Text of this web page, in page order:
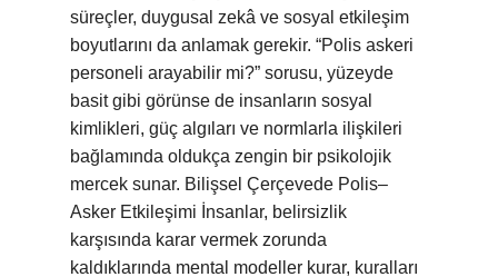
süreçler, duygusal zekâ ve sosyal etkileşim
boyutlarını da anlamak gerekir. “Polis askeri
personeli arayabilir mi?” sorusu, yüzeyde
basit gibi görünse de insanların sosyal
kimlikleri, güç algıları ve normlarla ilişkileri
bağlamında oldukça zengin bir psikolojik
mercek sunar. Bilişsel Çerçevede Polis–
Asker Etkileşimi İnsanlar, belirsizlik
karşısında karar vermek zorunda
kaldıklarında mental modeller kurar, kuralları